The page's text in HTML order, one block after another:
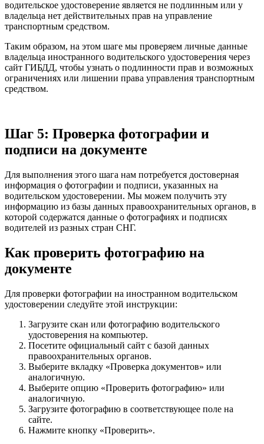
водительское удостоверение является не подлинным или у
владельца нет действительных прав на управление
транспортным средством.
Таким образом, на этом шаге мы проверяем личные данные
владельца иностранного водительского удостоверения через
сайт ГИБДД, чтобы узнать о подлинности прав и возможных
ограничениях или лишении права управления транспортным
средством.
Шаг 5: Проверка фотографии и
подписи на документе
Для выполнения этого шага нам потребуется достоверная
информация о фотографии и подписи, указанных на
водительском удостоверении. Мы можем получить эту
информацию из базы данных правоохранительных органов, в
которой содержатся данные о фотографиях и подписях
водителей из разных стран СНГ.
Как проверить фотографию на
документе
Для проверки фотографии на иностранном водительском
удостоверении следуйте этой инструкции:
Загрузите скан или фотографию водительского
удостоверения на компьютер.
Посетите официальный сайт с базой данных
правоохранительных органов.
Выберите вкладку «Проверка документов» или
аналогичную.
Выберите опцию «Проверить фотографию» или
аналогичную.
Загрузите фотографию в соответствующее поле на
сайте.
Нажмите кнопку «Проверить».